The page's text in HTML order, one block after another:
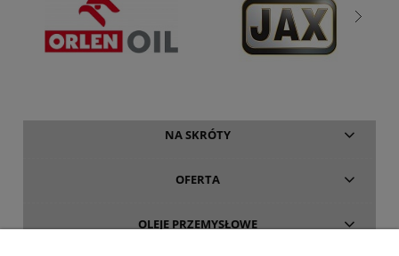
NA SKRÓTY
OFERTA
OLEJE PRZEMYSŁOWE